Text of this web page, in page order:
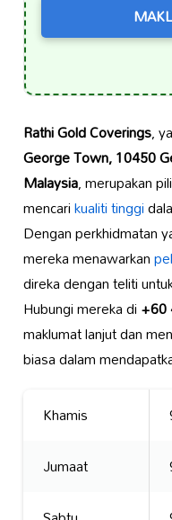
Rathi Gold Coverings,
George Town, 10450
Malaysia, merupakan
mencarikualiti tinggi
Dengan perkhidmatan
mereka menawarkan
direka dengan teliti
Hubungi mereka di+60
maklumat lanjut dan
biasa dalam
Khamis
Jumaat